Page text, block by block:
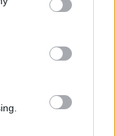
ar
jau yra
mitybos